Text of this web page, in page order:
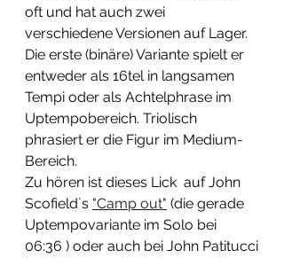
oft und hat auch zwei
verschiedene Versionen auf Lager.
Die erste (binäre) Variante spielt er
entweder als 16tel in langsamen
Tempi oder als Achtelphrase im
Uptempobereich. Triolisch
phrasiert er die Figur im Medium-
Bereich.
Zu hören ist dieses Lick  auf John
Scofield´s "Camp out" (die gerade
Uptempovariante im Solo bei
06:36 ) oder auch bei John Patitucci